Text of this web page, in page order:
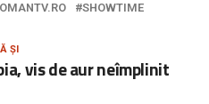
SHOWTIME
ȘI
vis de aur neîmplinit